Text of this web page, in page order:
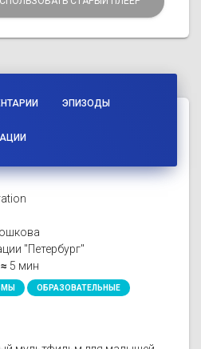
ЭПИЗОДЫ
"Петербург"
5 мин
ОБРАЗОВАТЕЛЬНЫЕ